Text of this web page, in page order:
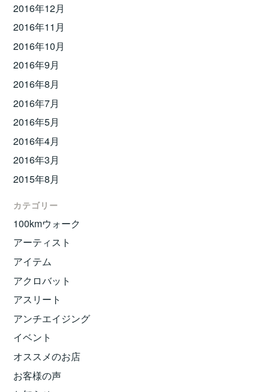
2016年12月
2016年11月
2016年10月
2016年9月
2016年8月
2016年7月
2016年5月
2016年4月
2016年3月
2015年8月
カテゴリー
100kmウォーク
アーティスト
アイテム
アクロバット
アスリート
アンチエイジング
イベント
オススメのお店
お客様の声